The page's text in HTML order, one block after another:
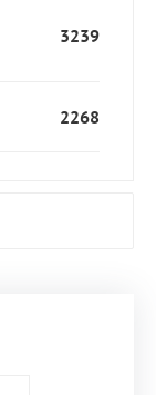
3239
2268